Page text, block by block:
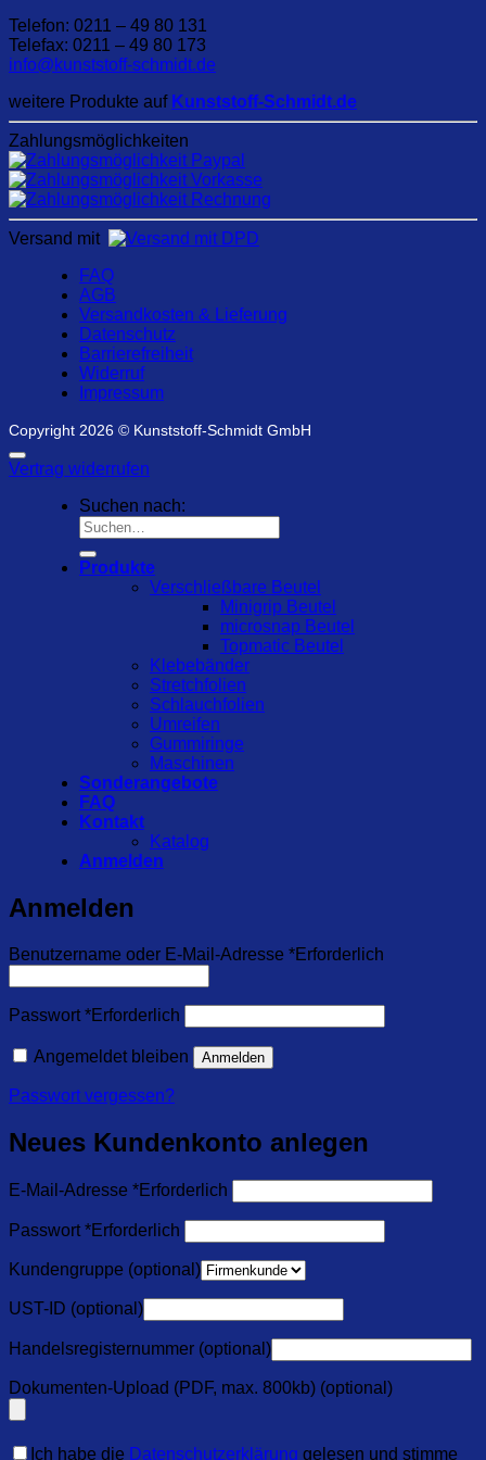
Telefon: 0211 – 49 80 131
Telefax: 0211 – 49 80 173
info@kunststoff-schmidt.de
weitere Produkte auf Kunststoff-Schmidt.de
Zahlungsmöglichkeiten
Versand mit
FAQ
AGB
Versandkosten & Lieferung
Datenschutz
Barrierefreiheit
Widerruf
Impressum
Copyright 2026 © Kunststoff-Schmidt GmbH
Vertrag widerrufen
Suchen nach:
Produkte
Verschließbare Beutel
Minigrip Beutel
microsnap Beutel
Topmatic Beutel
Klebebänder
Stretchfolien
Schlauchfolien
Umreifen
Gummiringe
Maschinen
Sonderangebote
FAQ
Kontakt
Katalog
Anmelden
Anmelden
Benutzername oder E-Mail-Adresse *Erforderlich
Passwort*Erforderlich
Angemeldet bleiben Anmelden
Passwort vergessen?
Neues Kundenkonto anlegen
E-Mail-Adresse *Erforderlich
Passwort*Erforderlich
Kundengruppe (optional)
UST-ID (optional)
Handelsregisternummer (optional)
Dokumenten-Upload (PDF, max. 800kb) (optional)
Ich habe die Datenschutzerklärung gelesen und stimme